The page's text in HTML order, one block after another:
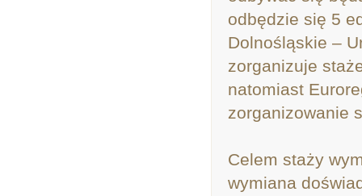
odbędzie się 5
Dolnośląskie –
zorganizuje
natomiast
zorganizowanie
Celem staży
wymiana